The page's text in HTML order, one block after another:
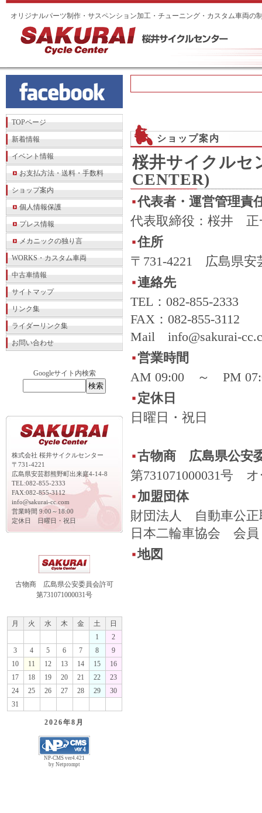
オリジナルパーツ制作・サスペンション加工・チューニング・カスタム車両の
TOPページ
新着情報
イベント情報
お支払方法・送料・手数料
ショップ案内
個人情報保護
プレス情報
メカニックの独り言
WORKS・カスタム車両
中古車情報
サイトマップ
リンク集
ライダーリンク集
お問い合わせ
Googleサイト内検索
株式会社 桜井サイクルセンター
〒731-4221
広島県安芸郡熊野町出来庭4-14-8
TEL:082-855-2333
FAX:082-855-3112
info@sakurai-cc.com
営業時間 9:00～18:00
定休日 日曜日・祝日
古物商 広島県公安委員会許可
第731071000031号
月 火 水 木 金 土
日
1
2
3
4 5 6 7 8
9
10
11 12 13 14 15
16
17
18 19 20 21 22
23
24
25 26 27 28 29
30
31
2026年8月
NP-CMS ver4.421
by Netprompt
ショップ案内
桜井サイクル
CENTER)
代表者・運営管理責
代表取締役：桜井 正
住所
〒731-4221 広島県安
連絡先
TEL：082-855-2333
FAX：082-855-3112
Mail info@sakurai-
営業時間
AM 09:00 ～ PM
定休日
日曜日・祝日
古物商 広島県公安
第731071000031号
加盟団体
財団法人 自動車公
日本二輪車協会 会員
地図